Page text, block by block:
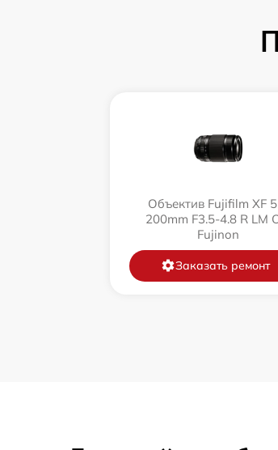
Объектив Fujifilm XF
200mm F3.5-4.8 R LM
Fujinon
Заказать ремонт